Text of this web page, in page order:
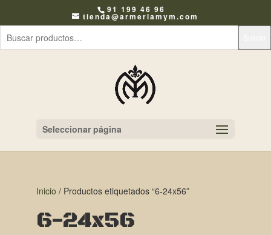
91 199 46 96
tienda@armeriamym.com
Seleccionar página
Inicio / Productos etiquetados “6-24x56”
6-24x56